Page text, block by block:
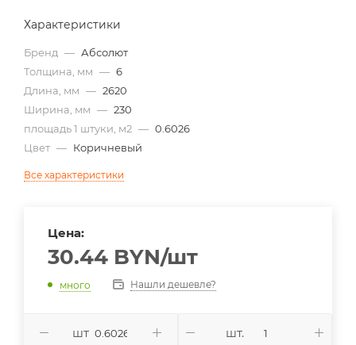
Характеристики
Бренд — Абсолют
Толщина, мм — 6
Длина, мм — 2620
Ширина, мм — 230
площадь 1 штуки, м2 — 0.6026
Цвет — Коричневый
Все характеристики
Цена:
30.44 BYN/шт
много Нашли дешевле?
шт шт.